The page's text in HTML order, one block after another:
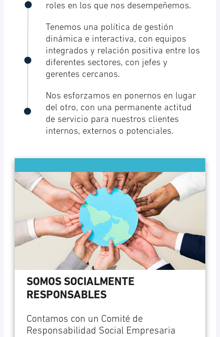
roles en los que nos desempeñemos.
Tenemos una política de gestión
dinámica e interactiva, con equipos
integrados y relación positiva entre los
diferentes sectores, con jefes y
gerentes cercanos.
Nos esforzamos en ponernos en lugar
del otro, con una permanente actitud
de servicio para nuestros clientes
internos, externos o potenciales.
SOMOS SOCIALMENTE
RESPONSABLES
Contamos con un Comité de
Responsabilidad Social Empresaria